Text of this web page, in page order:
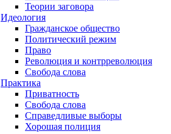
Теории заговора
Идеология
Гражданское общество
Политический режим
Право
Революция и контрреволюция
Свобода слова
Практика
Приватность
Свобода слова
Справедливые выборы
Хорошая полиция